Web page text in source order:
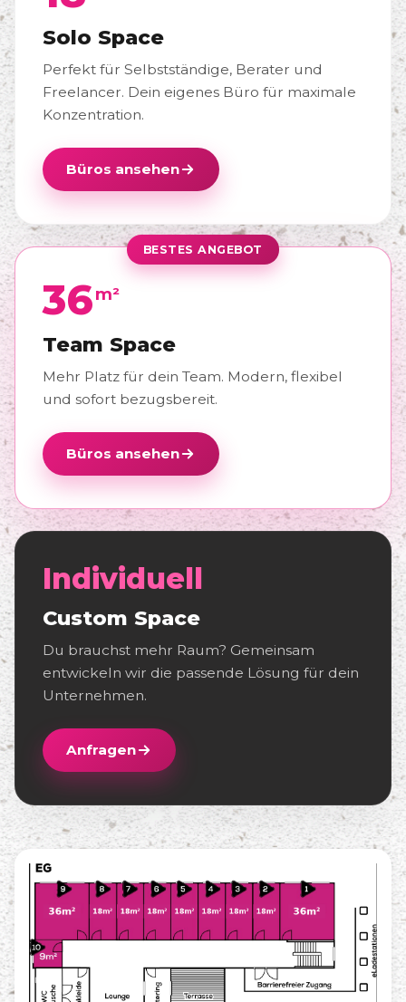
Solo Space
Perfekt für Selbstständige, Berater und
Freelancer. Dein eigenes Büro für maximale
Konzentration.
Büros ansehen
BESTES ANGEBOT
36m²
Team Space
Mehr Platz für dein Team. Modern, flexibel
und sofort bezugsbereit.
Büros ansehen
Individuell
Custom Space
Du brauchst mehr Raum? Gemeinsam
entwickeln wir die passende Lösung für dein
Unternehmen.
Anfragen